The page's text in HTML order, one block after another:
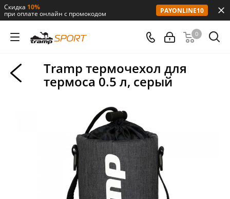
Скидка 10%
при оплате онлайн с промокодом PAYONLINE10
0
Tramp термочехол для
термоса 0.5 л, серый